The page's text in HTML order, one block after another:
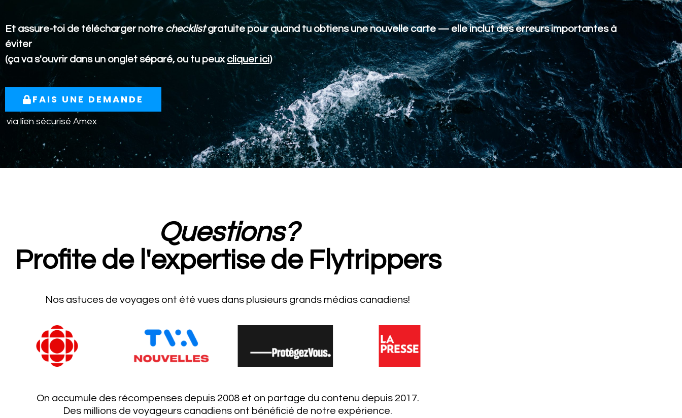
Et assure-toi de télécharger notre checklistgratuite pour quand tu obtiens une nouvelle carte — elle inclut des erreurs importantes à
éviter
(ça va s'ouvrir dans un onglet séparé, ou tu peux cliquer ici)
FAIS UNE DEMANDE
via lien sécurisé Amex
Questions?
Profite de l'expertise de Flytrippers
Nos astuces de voyages ont été vues dans plusieurs grands médias canadiens!
On accumule des récompenses depuis 2008 et on partage du contenu depuis 2017.
Des millions de voyageurs canadiens ont bénéficié de notre expérience.